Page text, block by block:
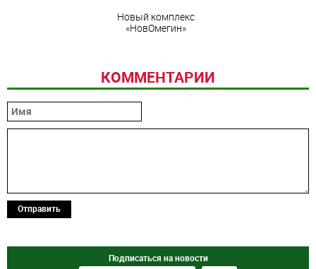
Новый комплекс
«НовОмегин»
КОММЕНТАРИИ
Отправить
Подписаться на новости